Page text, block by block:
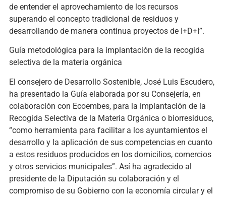
de entender el aprovechamiento de los recursos
superando el concepto tradicional de residuos y
desarrollando de manera continua proyectos de I+D+I”.
Guía metodológica para la implantación de la recogida
selectiva de la materia orgánica
El consejero de Desarrollo Sostenible, José Luis Escudero,
ha presentado la Guía elaborada por su Consejería, en
colaboración con Ecoembes, para la implantación de la
Recogida Selectiva de la Materia Orgánica o biorresiduos,
“como herramienta para facilitar a los ayuntamientos el
desarrollo y la aplicación de sus competencias en cuanto
a estos residuos producidos en los domicilios, comercios
y otros servicios municipales”. Así ha agradecido al
presidente de la Diputación su colaboración y el
compromiso de su Gobierno con la economía circular y el